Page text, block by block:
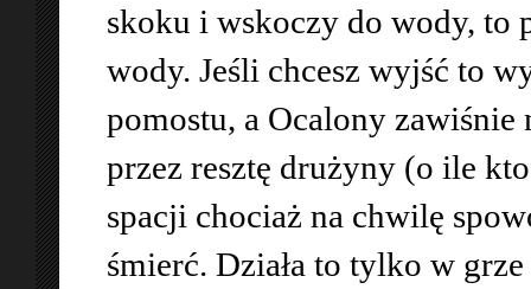
skoku i wskoczy do wody, to
wody. Jeśli chcesz wyjść to
pomostu, a Ocalony
przez resztę drużyny (o ile
spacji chociaż na chwilę
śmierć. Działa to tylko w